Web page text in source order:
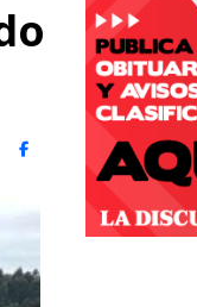
Facebook